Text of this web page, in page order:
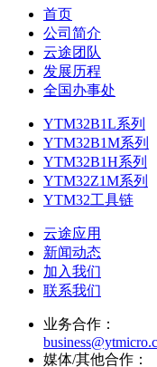
首页
公司简介
云途团队
发展历程
全国办事处
YTM32B1L系列
YTM32B1M系列
YTM32B1H系列
YTM32Z1M系列
YTM32工具链
云途应用
新闻动态
加入我们
联系我们
业务合作：
媒体/其他合作：